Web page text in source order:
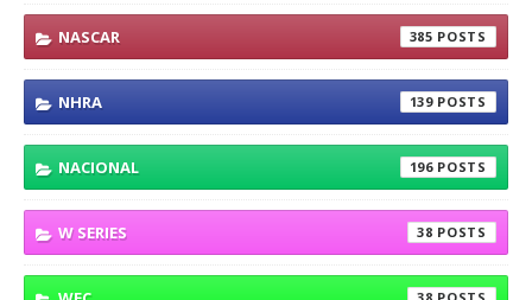
NASCAR 385
NHRA 139
NACIONAL 196
W SERIES 38